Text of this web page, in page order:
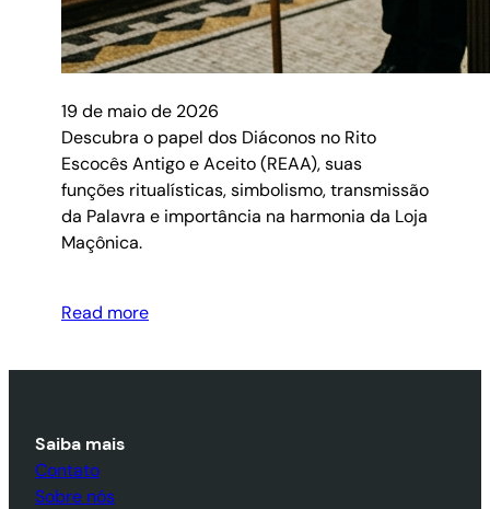
19 de maio de 2026
Descubra o papel dos Diáconos no Rito
Escocês Antigo e Aceito (REAA), suas
funções ritualísticas, simbolismo, transmissão
da Palavra e importância na harmonia da Loja
Maçônica.
Read more
Saiba mais
Contato
Sobre nós